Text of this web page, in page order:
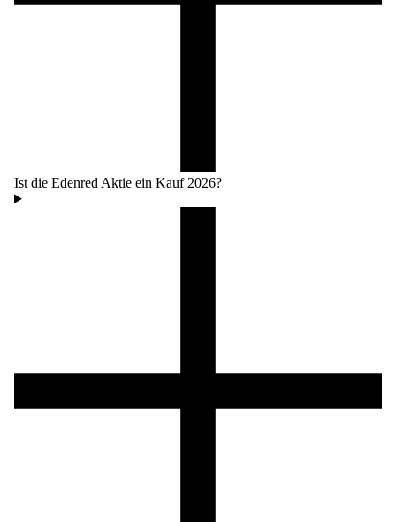
Ist die Edenred Aktie ein Kauf 2026?